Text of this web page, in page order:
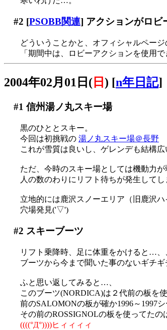
#2 [PSOBB関連] アクションがロビ
どういうことかと、オフィシャルペー
「期間中は、ロビーアクションを使用
2004年02月01日( 日 ) [n年日記]
#1 信州湯ノ丸スキー場
黒のひととスキー。
今回は初挑戦の 湯ノ丸スキー場＠長野
これが雪質は良いし、ゲレンデも結構
ただ、今時のスキー場としては機動力
人の数のわりにリフト待ちが発生してし
立地的には鹿沢スノーエリア（旧鹿沢ハ
穴場発見('▽')
#2 スキーブーツ
リフト乗降時、足に体重をかけると…、
ブーツから今まで聞いた事のないギチ
ふと思い返してみると…、
このブーツ(NORDICA)は２代前の板を
前のSALOMONの板が確か1996～1997
その前のROSSIGNOLの板を使ってたの
((((°Д°))))ヒィィィィ